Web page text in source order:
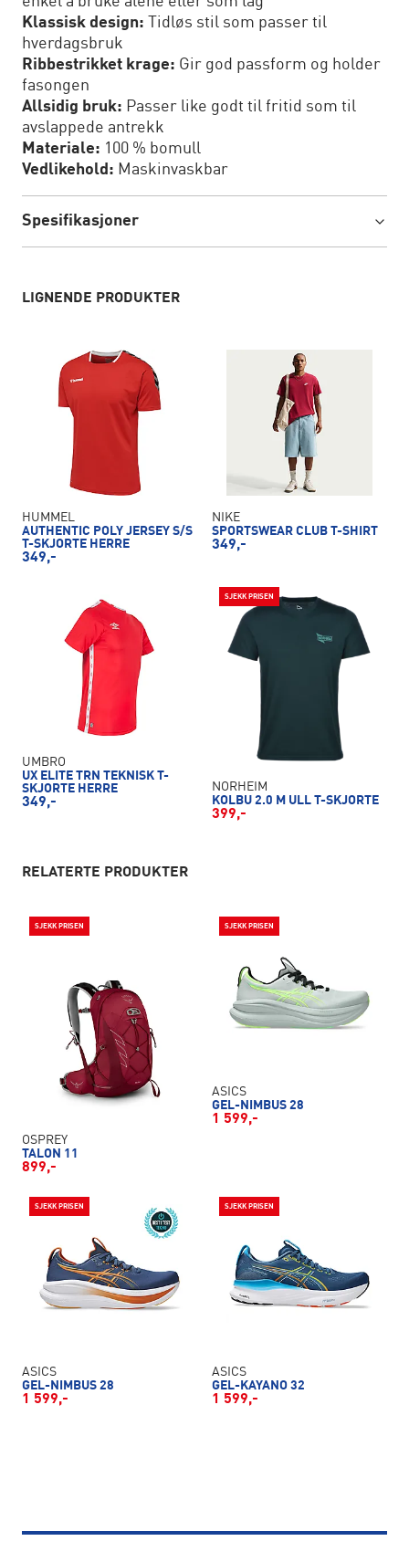
Klassisk design: Tidløs stil som passer til
hverdagsbruk
Ribbestrikket krage: Gir god passform og holder
fasongen
Allsidig bruk: Passer like godt til fritid som til
avslappede antrekk
Materiale: 100 % bomull
Vedlikehold: Maskinvaskbar
Spesifikasjoner
LIGNENDE PRODUKTER
HUMMEL
AUTHENTIC POLY JERSEY S/S
T-SKJORTE HERRE
349,-
NIKE
SPORTSWEAR CLUB T-SHIRT
349,-
UMBRO
UX ELITE TRN TEKNISK T-
SKJORTE HERRE
349,-
SJEKK PRISEN
NORHEIM
KOLBU 2.0 M ULL T-SKJORTE
399,-
RELATERTE PRODUKTER
SJEKK PRISEN
OSPREY
TALON 11
899,-
SJEKK PRISEN
ASICS
GEL-NIMBUS 28
1 599,-
SJEKK PRISEN
ASICS
GEL-NIMBUS 28
1 599,-
SJEKK PRISEN
ASICS
GEL-KAYANO 32
1 599,-